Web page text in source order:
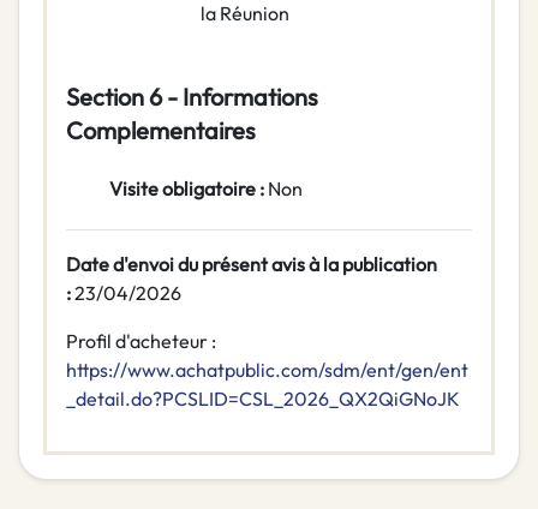
la Réunion
Section 6 - Informations
Complementaires
Visite obligatoire : Non
Date d'envoi du présent avis à la publication
:23/04/2026
Profil d'acheteur :
https://www.achatpublic.com/sdm/ent/gen/ent
_detail.do?PCSLID=CSL_2026_QX2QiGNoJK